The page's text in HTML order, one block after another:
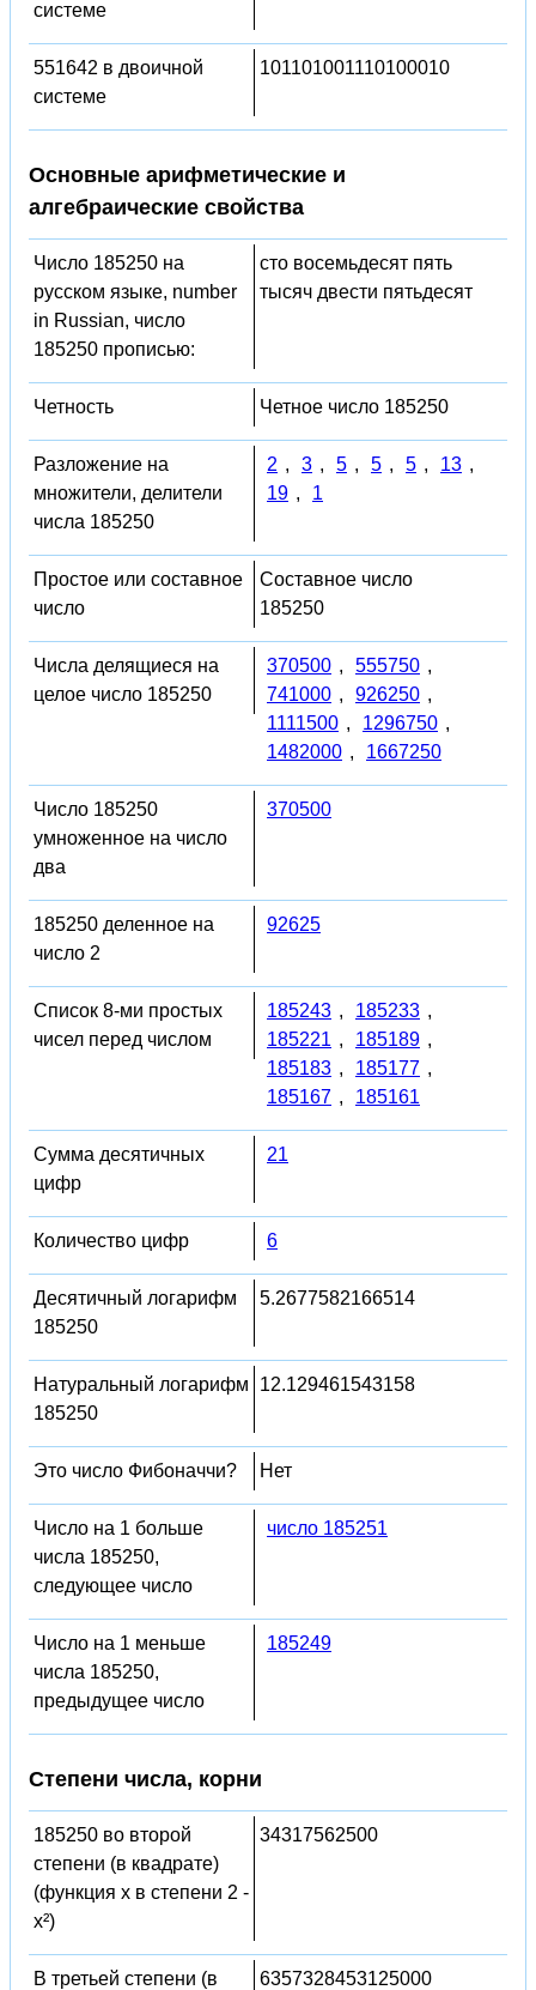
системе
551642 в двоичной
системе
101101001110100010
Основные арифметические и
алгебраические свойства
Число 185250 на
русском языке, number
in Russian, число
185250 прописью:
сто восемьдесят пять
тысяч двести пятьдесят
Четность Четное число 185250
Разложение на
множители, делители
числа 185250
2 , 3 , 5 , 5 , 5 , 13 ,
19 , 1
Простое или составное
число
Составное число
185250
Числа делящиеся на
целое число 185250
370500 , 555750 ,
741000 , 926250 ,
1111500 , 1296750 ,
1482000 , 1667250
Число 185250
умноженное на число
два
370500
185250 деленное на
число 2
92625
Список 8-ми простых
чисел перед числом
185243 , 185233 ,
185221 , 185189 ,
185183 , 185177 ,
185167 , 185161
Сумма десятичных
цифр
21
Количество цифр 6
Десятичный логарифм
185250
5.2677582166514
Натуральный логарифм
185250
12.129461543158
Это число Фибоначчи? Нет
Число на 1 больше
числа 185250,
следующее число
число 185251
Число на 1 меньше
числа 185250,
предыдущее число
185249
Степени числа, корни
185250 во второй
степени (в квадрате)
(функция x в степени 2 -
x²)
34317562500
В третьей степени (в
6357328453125000